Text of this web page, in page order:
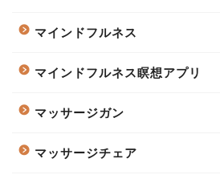
マインドフルネス
マインドフルネス瞑想アプリ
マッサージガン
マッサージチェア